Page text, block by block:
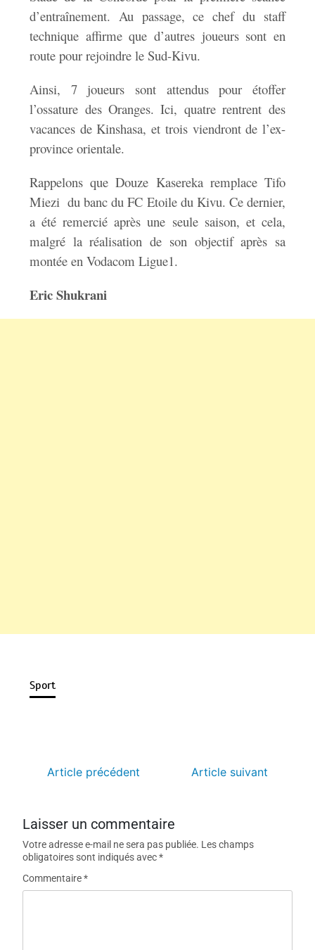
d’entraînement. Au passage, ce chef du staff
technique affirme que d’autres joueurs sont en
route pour rejoindre le Sud-Kivu.
Ainsi, 7 joueurs sont attendus pour étoffer
l’ossature des Oranges. Ici, quatre rentrent des
vacances de Kinshasa, et trois viendront de l’ex-
province orientale.
Rappelons que Douze Kasereka remplace Tifo
Miezi du banc du FC Etoile du Kivu. Ce dernier,
a été remercié après une seule saison, et cela,
malgré la réalisation de son objectif après sa
montée en Vodacom Ligue1.
Eric Shukrani
Sport
Article précédent Article suivant
Laisser un commentaire
Votre adresse e-mail ne sera pas publiée. Les champs
obligatoires sont indiqués avec*
Commentaire*